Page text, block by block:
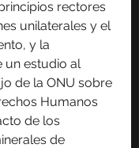
rectores
unilaterales y el
y la
un estudio al
de la ONU sobre
Humanos
de los
de